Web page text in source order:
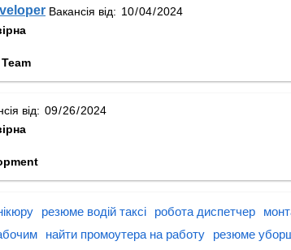
Вакансія від:
від:
резюме водій таксі робота диспетчер
найти промоутера на работу резюме